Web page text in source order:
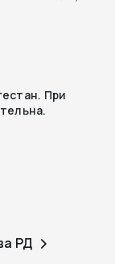
При
РД